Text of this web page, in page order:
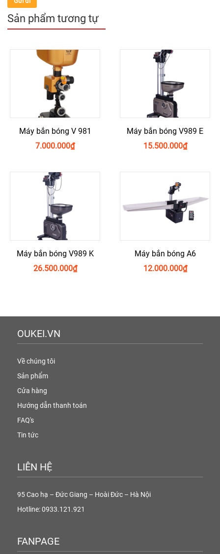
Sản phẩm tương tự
Máy bắn bóng V 981
₫
7.000.000
Máy bắn bóng V989 E
₫
15.500.000
Máy bắn bóng V989 K
₫
26.500.000
Máy bắn bóng A6
₫
12.000.000
OUKEI.VN
Về chúng tôi
Sản phẩm
Cửa hàng
Hướng dẫn thanh toán
FAQ's
Tin tức
LIÊN HỆ
95 Cao hạ – Đức Giang – Hoài Đức – Hà Nội
Hotline: 0933.121.921
FANPAGE